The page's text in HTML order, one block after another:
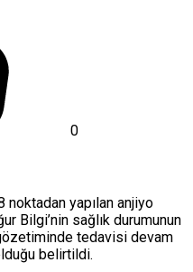
0
noktadan yapılan anjiyo
Bilgi’nin sağlık durumunun
tedavisi devam
belirtildi.